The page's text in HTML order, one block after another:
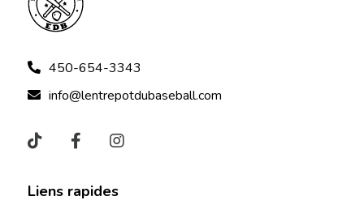
450-654-3343
info@lentrepotdubaseball.com
Liens rapides